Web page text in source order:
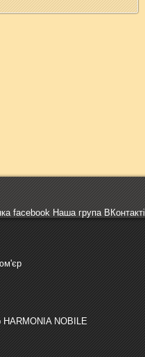
facebook Наша група ВКонтактi
NOBILE